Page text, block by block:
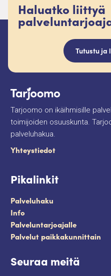
Haluatko liittyä
Tutustu ja
Tarjoomo on ikäihmisille
toimijoiden osuuskunta.
palveluhakua.
Yhteystiedot
Pikalinkit
Palveluhaku
Info
Palveluntarjoajalle
Palvelut paikkakunnittain
Seuraa meitä